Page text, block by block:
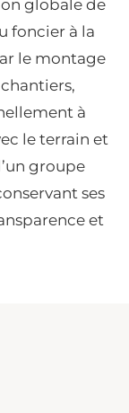
globale de
foncier à la
le montage
à
le terrain et
groupe
ses
et